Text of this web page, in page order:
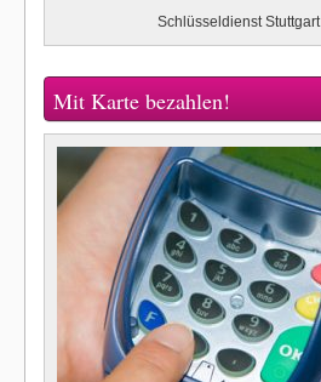
Schlüsseldienst Stuttgart
Mit Karte bezahlen!